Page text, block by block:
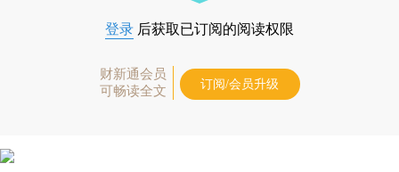
登录 后获取已订阅的阅读权限
财新通会员
可畅读全文
订阅/会员升级